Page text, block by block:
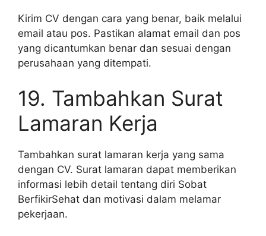
Kirim CV dengan cara yang benar, baik melalui
email atau pos. Pastikan alamat email dan pos
yang dicantumkan benar dan sesuai dengan
perusahaan yang ditempati.
19. Tambahkan Surat
Lamaran Kerja
Tambahkan surat lamaran kerja yang sama
dengan CV. Surat lamaran dapat memberikan
informasi lebih detail tentang diri Sobat
BerfikirSehat dan motivasi dalam melamar
pekerjaan.